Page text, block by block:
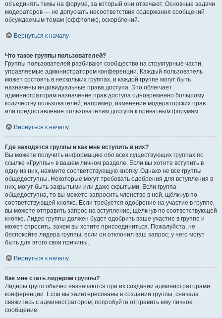
объединять темы на форуме, за который они отвечают. Основные задачи
модераторов — не допускать несоответствия содержания сообщений
обсуждаемым темам (оффтопик), оскорблений.
Вернуться к началу
Что такое группы пользователей?
Группы пользователей разбивают сообщество на структурные части,
управляемые администратором конференции. Каждый пользователь
может состоять в нескольких группах, и каждой группе могут быть
назначены индивидуальные права доступа. Это облегчает
администраторам назначение прав доступа одновременно большому
количеству пользователей, например, изменение модераторских прав
или предоставление пользователям доступа к приватным форумам.
Вернуться к началу
Где находятся группы и как мне вступить в них?
Вы можете получить информацию обо всех существующих группах по
ссылке «Группы» в вашем личном разделе. Если вы хотите вступить в
одну из них, нажмите соответствующую кнопку. Однако не все группы
общедоступны. Некоторые могут требовать одобрения для вступления в
них, могут быть закрытыми или даже скрытыми. Если группа
общедоступна, то вы можете запросить членство в ней, щёлкнув по
соответствующей кнопке. Если требуется одобрение на участие в группе,
вы можете отправить запрос на вступление, щёлкнув по соответствующей
кнопке. Лидер группы должен будет одобрить ваше участие в группе и
может спросить, зачем вы хотите присоединиться. Пожалуйста, не
беспокойте лидера группы, если он отклонил ваш запрос; у него могут
быть для этого свои причины.
Вернуться к началу
Как мне стать лидером группы?
Лидеры групп обычно назначаются при их создании администраторами
конференции. Если вы заинтересованы в создании группы, сначала
свяжитесь с администратором; попробуйте отправить ему личное
сообщение.